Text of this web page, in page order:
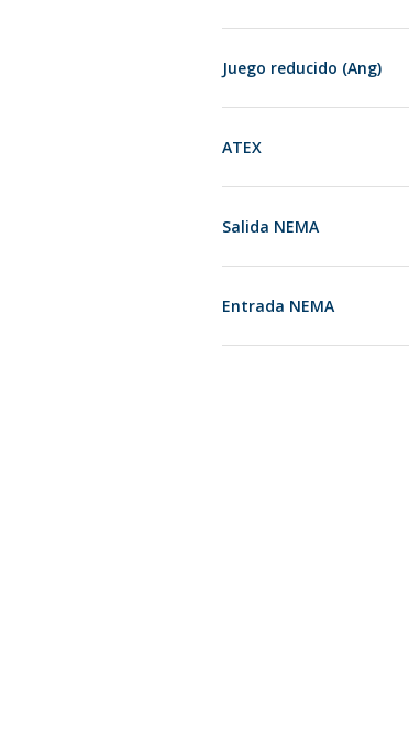
Juego reducido (Ang)
ATEX
Salida NEMA
Entrada NEMA